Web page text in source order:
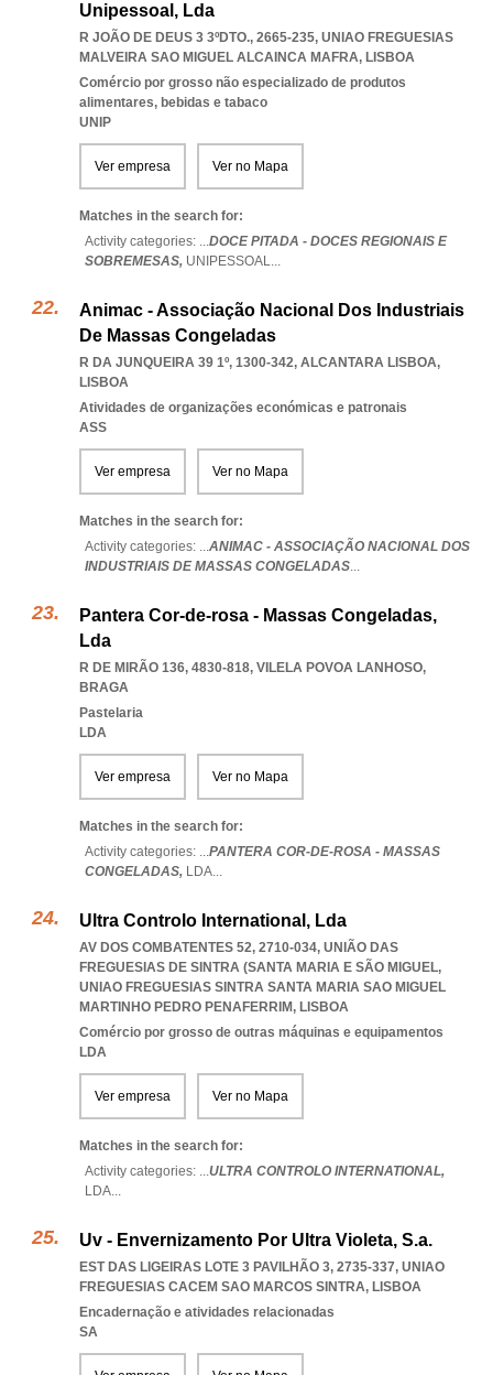
Unipessoal, Lda
R JOÃO DE DEUS 3 3ºDTO., 2665-235, UNIAO FREGUESIAS
MALVEIRA SAO MIGUEL ALCAINCA MAFRA, LISBOA
Comércio por grosso não especializado de produtos
alimentares, bebidas e tabaco
UNIP
Ver empresa Ver no Mapa
Matches in the search for:
Activity categories: ...DOCE PITADA - DOCES REGIONAIS E
SOBREMESAS, UNIPESSOAL...
Animac - Associação Nacional Dos Industriais
De Massas Congeladas
R DA JUNQUEIRA 39 1º, 1300-342, ALCANTARA LISBOA,
LISBOA
Atividades de organizações económicas e patronais
ASS
Ver empresa Ver no Mapa
Matches in the search for:
Activity categories: ...ANIMAC - ASSOCIAÇÃO NACIONAL DOS
INDUSTRIAIS DE MASSAS CONGELADAS...
Pantera Cor-de-rosa - Massas Congeladas,
Lda
R DE MIRÃO 136, 4830-818, VILELA POVOA LANHOSO,
BRAGA
Pastelaria
LDA
Ver empresa Ver no Mapa
Matches in the search for:
Activity categories: ...PANTERA COR-DE-ROSA - MASSAS
CONGELADAS, LDA...
Ultra Controlo International, Lda
AV DOS COMBATENTES 52, 2710-034, UNIÃO DAS
FREGUESIAS DE SINTRA (SANTA MARIA E SÃO MIGUEL,
UNIAO FREGUESIAS SINTRA SANTA MARIA SAO MIGUEL
MARTINHO PEDRO PENAFERRIM, LISBOA
Comércio por grosso de outras máquinas e equipamentos
LDA
Ver empresa Ver no Mapa
Matches in the search for:
Activity categories: ...ULTRA CONTROLO INTERNATIONAL,
LDA...
Uv - Envernizamento Por Ultra Violeta, S.a.
EST DAS LIGEIRAS LOTE 3 PAVILHÃO 3, 2735-337, UNIAO
FREGUESIAS CACEM SAO MARCOS SINTRA, LISBOA
Encadernação e atividades relacionadas
SA